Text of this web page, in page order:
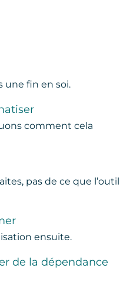
une fin en soi.
comment cela
pas de ce que l’outil
ensuite.
de la dépendance